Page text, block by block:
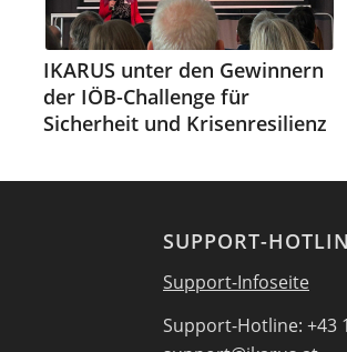
IKARUS unter den Gewinnern
der IÖB-Challenge für
Sicherheit und Krisenresilienz
SUPPORT-
Support-Infoseite
Support-Hotline: +43